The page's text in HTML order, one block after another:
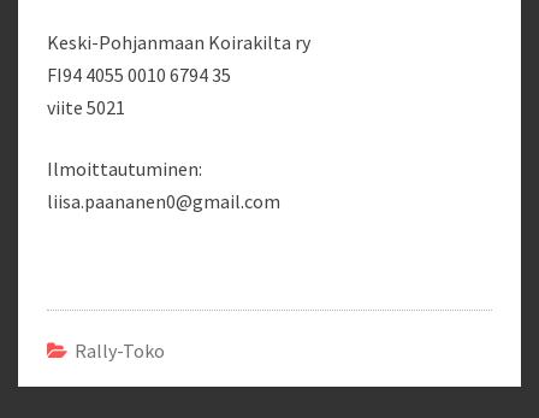
Keski-Pohjanmaan Koirakilta ry
FI94 4055 0010 6794 35
viite 5021
Ilmoittautuminen:
liisa.paananen0@gmail.com
Rally-Toko